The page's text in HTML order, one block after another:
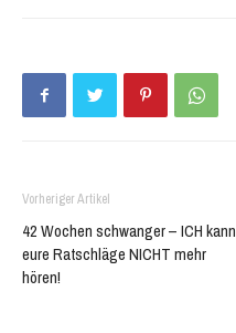
Vorheriger Artikel
42 Wochen schwanger – ICH kann
eure Ratschläge NICHT mehr
hören!